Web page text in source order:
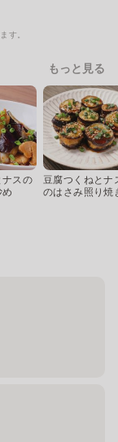
す。
もっと見る
スの
豆腐つくねとナ
のはさみ照り焼